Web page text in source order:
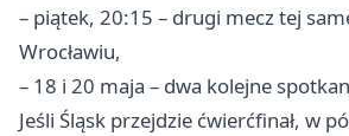
– piątek, 20:15 – drugi mecz tej
Wrocławiu,
– 18 i 20 maja – dwa kolejne
Jeśli Śląsk przejdzie ćwierćfinał, w